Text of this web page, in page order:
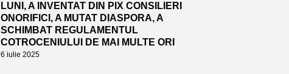
LUNI, A INVENTAT DIN PIX CONSILIERI
ONORIFICI, A MUTAT DIASPORA, A
SCHIMBAT REGULAMENTUL
COTROCENIULUI DE MAI MULTE ORI
6 iulie 2025